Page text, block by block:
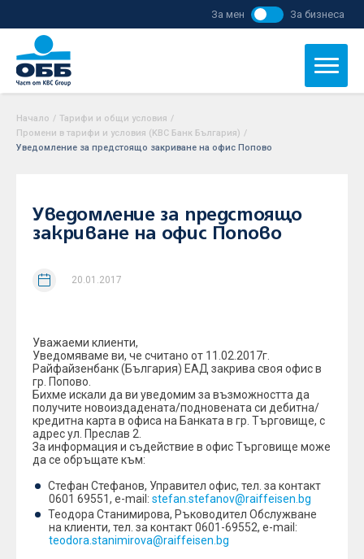
За мен За бизнеса
Начало / Тарифи и общи условия /
Промени в тарифи и условия (KBC Банк България) /
Уведомление за предстоящо закриване на офис Попово
Уведомление за предстоящо
закриване на офис Попово
20.01.2017
Уважаеми клиенти,
Уведомяваме ви, че считано от 11.02.2017г.
Райфайзенбанк (България) ЕАД закрива своя офис в
гр. Попово.
Бихме искали да ви уведомим за възможността да
получите новоиздадената/подновената си дебитна/
кредитна карта в офиса на Банката в гр. Търговище, с
адрес ул. Преслав 2.
За информация и съдействие в офис Търговище може
да се обръщате към:
Стефан Стефанов, Управител офис, тел. за контакт
0601 69551, е-mail: stefan.stefanov@raiffeisen.bg
Теодора Станимирова, Ръководител Обслужване
на клиенти, тел. за контакт 0601-69552, е-mail:
teodora.stanimirova@raiffeisen.bg